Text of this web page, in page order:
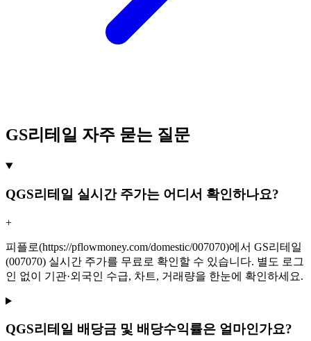
GS리테일 자주 묻는 질문
QGS리테일 실시간 주가는 어디서 확인하나요?
+
피플로(https://pflowmoney.com/domestic/007070)에서 GS리테일
(007070) 실시간 주가를 무료로 확인할 수 있습니다. 별도 로그
인 없이 기관·외국인 수급, 차트, 거래량을 한눈에 확인하세요.
QGS리테일 배당금 및 배당수익률은 얼마인가요?